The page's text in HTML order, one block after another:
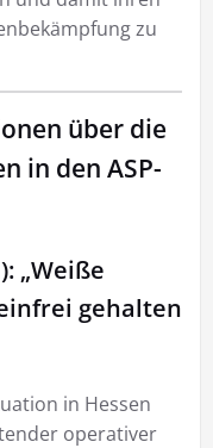
zu
über die
in den ASP-
„Weiße
gehalten
in Hessen
operativer